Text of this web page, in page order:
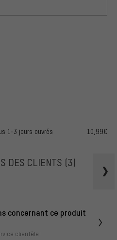
1-3 jours ouvrés 10,99€
DES CLIENTS (3)
concernant ce produit
clientèle !